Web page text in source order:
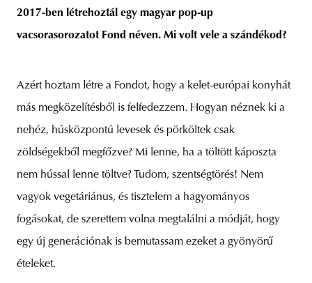
2017-ben létrehoztál egy magyar pop-up
vacsorasorozatot Fond néven. Mi volt vele a szándékod?
Azért hoztam létre a Fondot, hogy a kelet-európai konyhát
más megközelítésből is felfedezzem. Hogyan néznek ki a
nehéz, húsközpontú levesek és pörköltek csak
zöldségekből megfőzve? Mi lenne, ha a töltött káposzta
nem hússal lenne töltve? Tudom, szentségtörés! Nem
vagyok vegetáriánus, és tisztelem a hagyományos
fogásokat, de szerettem volna megtalálni a módját, hogy
egy új generációnak is bemutassam ezeket a gyönyörű
ételeket.